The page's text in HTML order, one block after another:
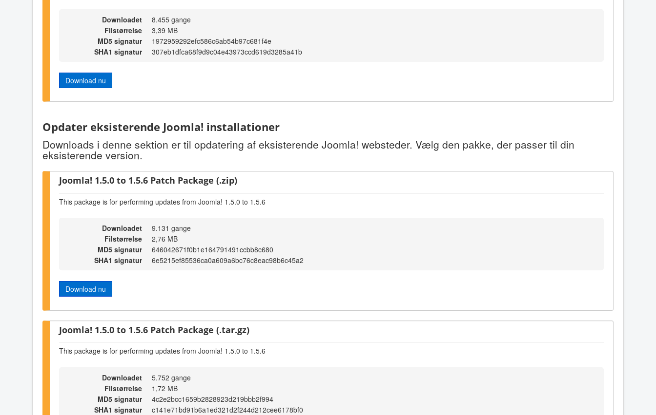
Downloadet
8.455 gange
Filstørrelse
3,39 MB
MD5 signatur
1972959292efc586c6ab54b97c681f4e
SHA1 signatur
307eb1dfca68f9d9c04e43973ccd619d3285a41b
Download nu
Opdater eksisterende Joomla! installationer
Downloads i denne sektion er til opdatering af eksisterende Joomla! websteder. Vælg den pakke, der passer til din
eksisterende version.
Joomla! 1.5.0 to 1.5.6 Patch Package (.zip)
This package is for performing updates from Joomla! 1.5.0 to 1.5.6
Downloadet
9.131 gange
Filstørrelse
2,76 MB
MD5 signatur
646042671f0b1e164791491ccbb8c680
SHA1 signatur
6e5215ef85536ca0a609a6bc76c8eac98b6c45a2
Download nu
Joomla! 1.5.0 to 1.5.6 Patch Package (.tar.gz)
This package is for performing updates from Joomla! 1.5.0 to 1.5.6
Downloadet
5.752 gange
Filstørrelse
1,72 MB
MD5 signatur
4c2e2bcc1659b2828923d219bbb2f994
SHA1 signatur
c141e71bd91b6a1ed321d2f244d212cee6178bf0